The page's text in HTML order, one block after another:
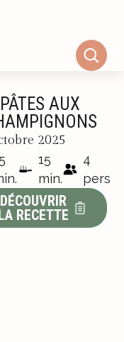
PÂTES AUX
2025
15
min.
4
pers
DÉCOUVRIR
RECETTE